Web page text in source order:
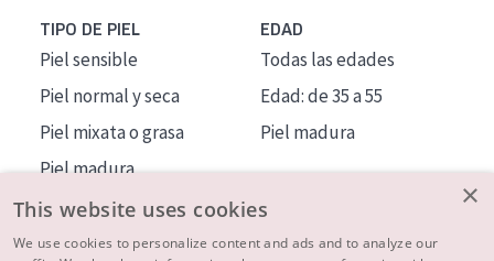
TIPO DE PIEL
Piel sensible
Piel normal y seca
Piel mixata o grasa
Piel madura
Piel expuesta al sol
Piel menopáusica
EDAD
Todas las edades
Edad: de 35 a 55
Piel madura
×
This website uses cookies
We use cookies to personalize content and ads and to analyze our